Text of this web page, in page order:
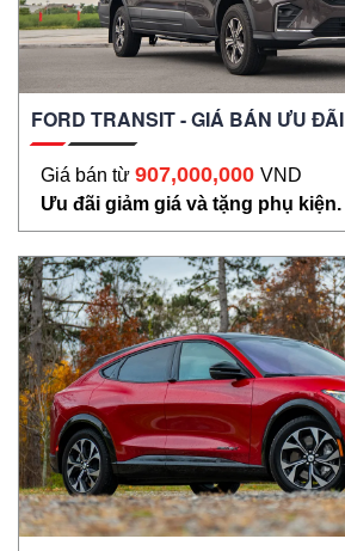
FORD TRANSIT - GIÁ BÁN ƯU ĐÃI
Giá bán từ 907,000,000 VND
Ưu đãi giảm giá và tặng phụ kiện.